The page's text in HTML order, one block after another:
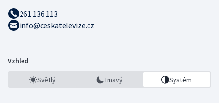
261 136 113
info@ceskatelevize.cz
Vzhled
Světlý Tmavý Systém